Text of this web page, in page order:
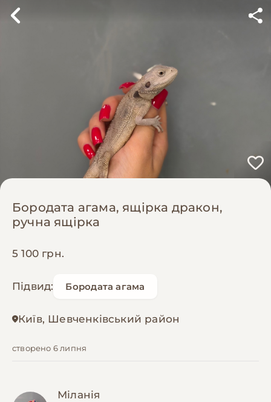
Бородата агама, ящірка дракон,
ручна ящірка
5 100 грн.
Підвид: Бородата агама
Київ, Шевченківський район
створено 6 липня
Міланія